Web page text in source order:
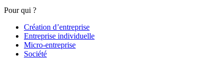
Pour qui ?
Création d’entreprise
Entreprise individuelle
Micro-entreprise
Société